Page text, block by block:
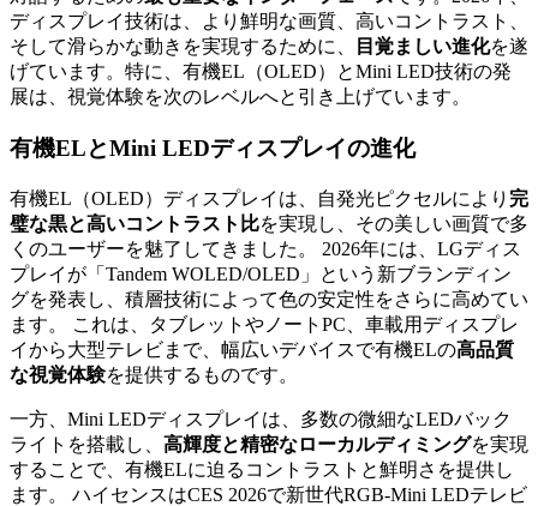
ディスプレイ技術は、より鮮明な画質、高いコントラスト、
そして滑らかな動きを実現するために、
目覚ましい進化を遂
げています。特に、有機EL（OLED）とMini LED技術の発
展は、視覚体験を次のレベルへと引き上げています。
有機ELとMini LEDディスプレイの進化
有機EL（OLED）ディスプレイは、自発光ピクセルにより 完
璧な黒と高いコントラスト比を実現し、その美しい画質で多
くのユーザーを魅了してきました。 2026年には、LGディス
プレイが「Tandem WOLED/OLED」という新ブランディン
グを発表し、積層技術によって色の安定性をさらに高めてい
ます。 これは、タブレットやノートPC、車載用ディスプレ
イから大型テレビまで、幅広いデバイスで有機ELの高品質
な視覚体験を提供するものです。
一方、Mini LEDディスプレイは、多数の微細なLEDバック
ライトを搭載し、 高輝度と精密なローカルディミングを実現
することで、有機ELに迫るコントラストと鮮明さを提供し
ます。 ハイセンスはCES 2026で新世代RGB-Mini LEDテレビ